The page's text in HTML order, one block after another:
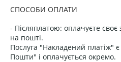
СПОСОБИ ОПЛАТИ
- Післяплатою: оплачуєте
на пошті.
Послуга "Накладений платіж"
Пошти" і оплачується окремо.